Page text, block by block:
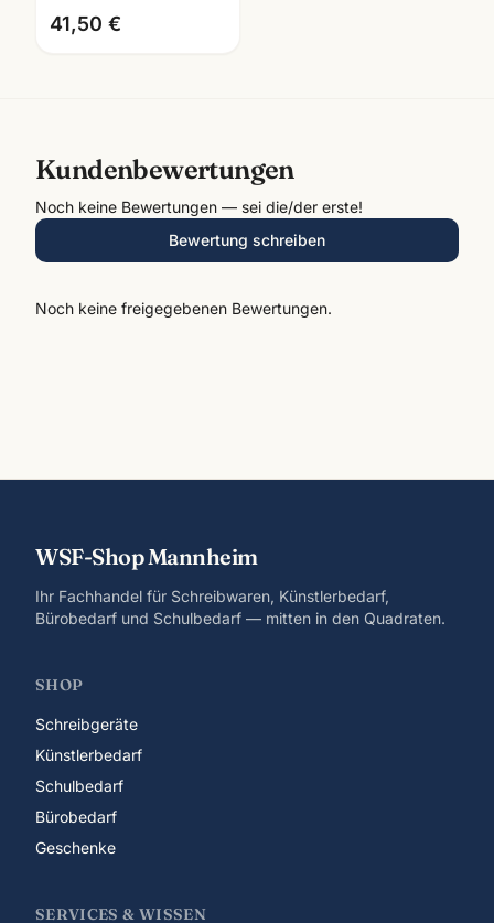
Organizer · waehlbare
Groesse
41,50 €
Kundenbewertungen
Noch keine Bewertungen — sei die/der erste!
Bewertung schreiben
Noch keine freigegebenen Bewertungen.
WSF-Shop Mannheim
Ihr Fachhandel für Schreibwaren, Künstlerbedarf,
Bürobedarf und Schulbedarf — mitten in den Quadraten.
SHOP
Schreibgeräte
Künstlerbedarf
Schulbedarf
Bürobedarf
Geschenke
SERVICES & WISSEN